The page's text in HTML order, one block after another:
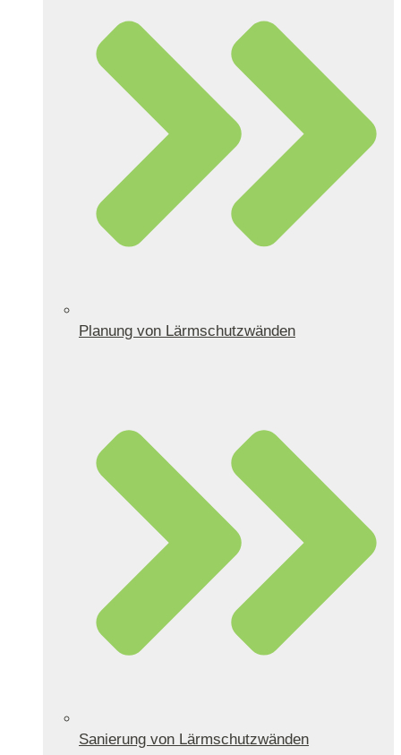
Planung von Lärmschutzwänden
Sanierung von Lärmschutzwänden